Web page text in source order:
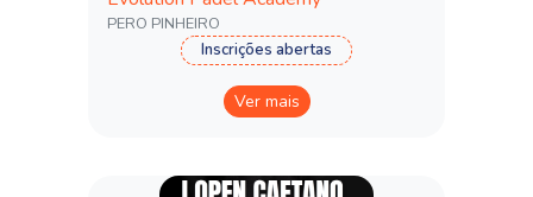
PERO PINHEIRO
Inscrições abertas
Ver mais